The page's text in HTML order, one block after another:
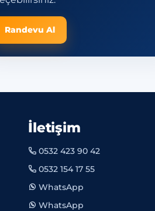
Randevu Al
İletişim
0532 423 90 42
0532 154 17 55
WhatsApp
WhatsApp